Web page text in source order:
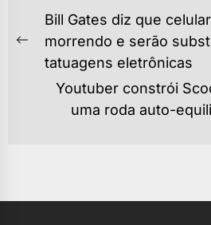
NAVEGAÇÃO
DE
POST
Previous
post:
Bill Gates diz que
morrendo e serão
tatuagens eletrônicas
Youtuber constrói
uma roda auto-